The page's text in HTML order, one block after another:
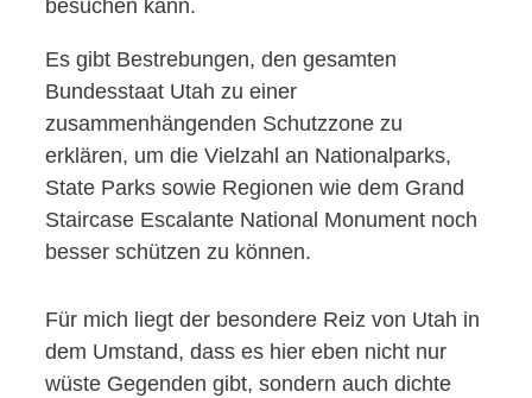
besuchen kann.
Es gibt Bestrebungen, den gesamten
Bundesstaat Utah zu einer
zusammenhängenden Schutzzone zu
erklären, um die Vielzahl an Nationalparks,
State Parks sowie Regionen wie dem Grand
Staircase Escalante National Monument noch
besser schützen zu können.
Für mich liegt der besondere Reiz von Utah in
dem Umstand, dass es hier eben nicht nur
wüste Gegenden gibt, sondern auch dichte